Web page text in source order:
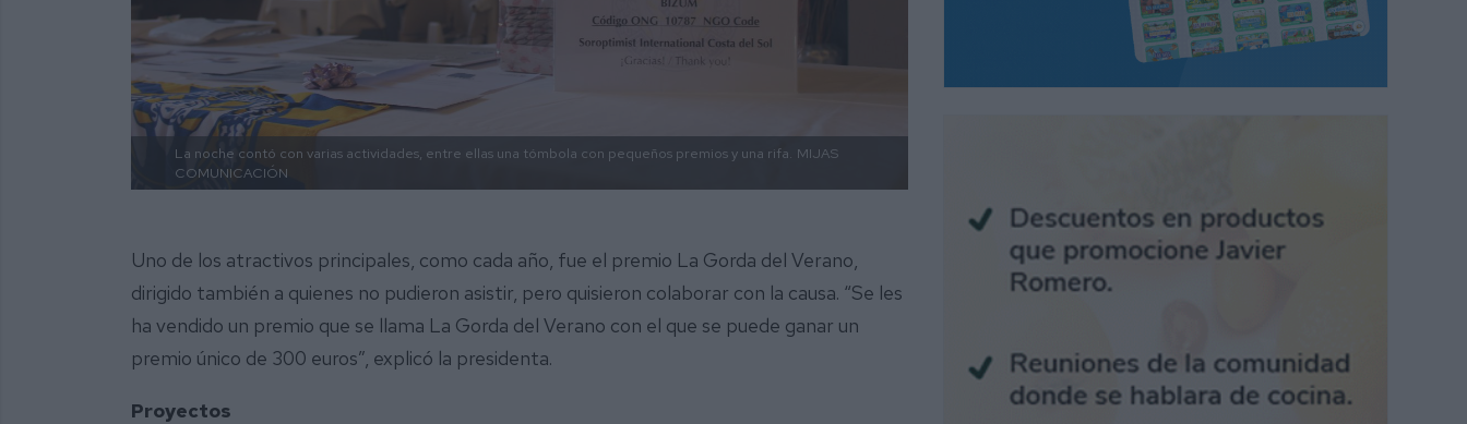
La noche contó con varias actividades, entre ellas una tómbola con pequeños premios y una rifa. MIJAS
COMUNICACIÓN
Uno de los atractivos principales, como cada año, fue el premio La Gorda del Verano,
dirigido también a quienes no pudieron asistir, pero quisieron colaborar con la causa. “Se les
ha vendido un premio que se llama La Gorda del Verano con el que se puede ganar un
premio único de 300 euros”, explicó la presidenta.
Proyectos